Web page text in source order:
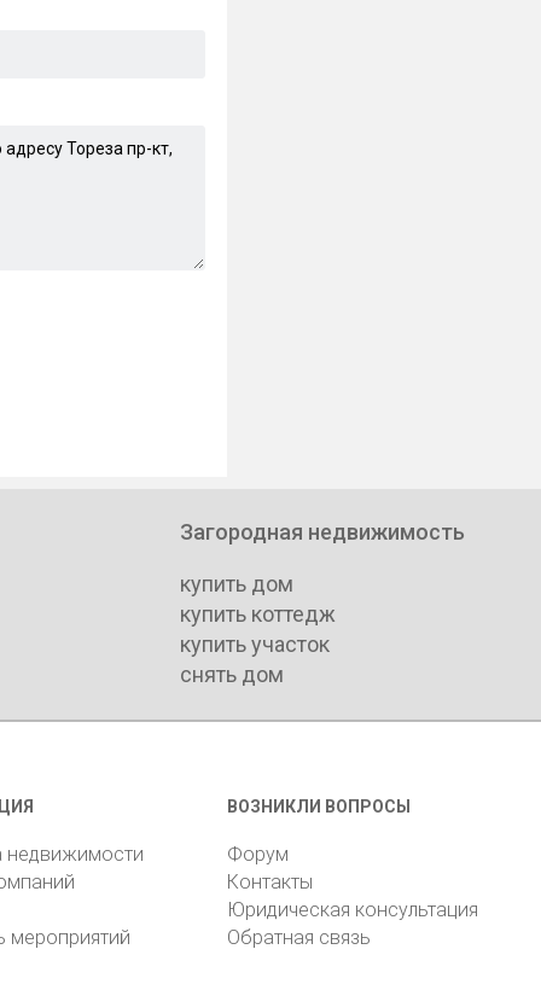
Загородная недвижимость
купить дом
купить коттедж
купить участок
снять дом
недвижимости
мероприятий
ВОЗНИКЛИ ВОПРОСЫ
Форум
Контакты
Юридическая консультация
Обратная связь